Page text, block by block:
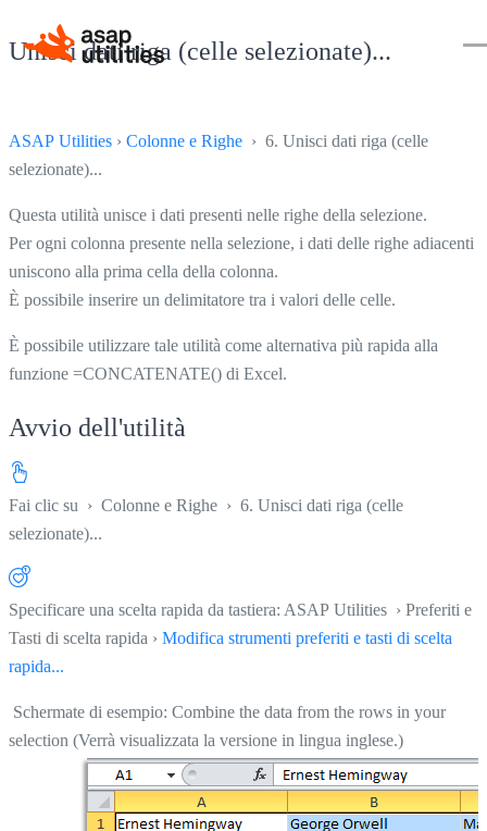
Unisci dati riga (celle selezionate)...
ASAP Utilities › Colonne e Righe › 6. Unisci dati riga (celle
selezionate)...
Questa utilità unisce i dati presenti nelle righe della selezione.
Per ogni colonna presente nella selezione, i dati delle righe adiacenti
uniscono alla prima cella della colonna.
È possibile inserire un delimitatore tra i valori delle celle.
È possibile utilizzare tale utilità come alternativa più rapida alla
funzione =CONCATENATE() di Excel.
Avvio dell'utilità
Fai clic su › Colonne e Righe › 6. Unisci dati riga (celle
selezionate)...
Specificare una scelta rapida da tastiera: ASAP Utilities › Preferiti e
Tasti di scelta rapida › Modifica strumenti preferiti e tasti di scelta
rapida...
Schermate di esempio: Combine the data from the rows in your
selection (Verrà visualizzata la versione in lingua inglese.)